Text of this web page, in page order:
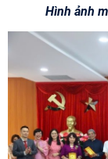
Hình ảnh